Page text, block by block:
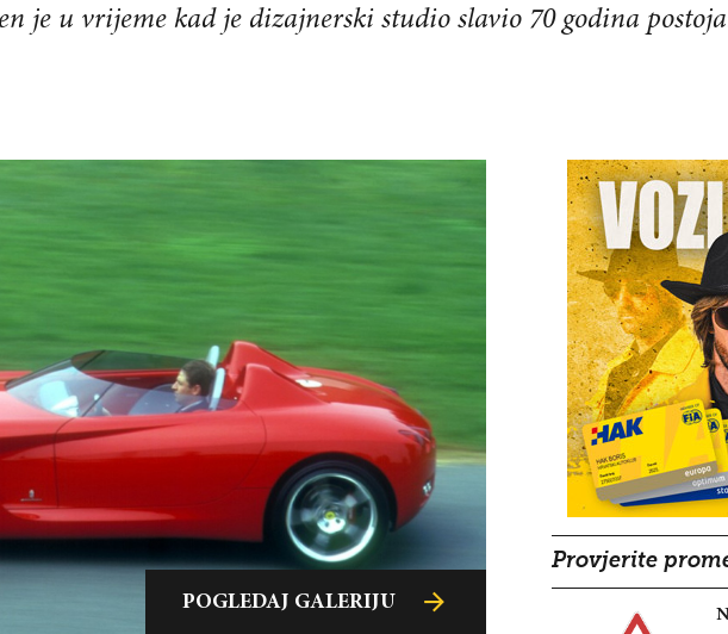
je u vrijeme kad je dizajnerski studio slavio 70 godina
POGLEDAJ GALERIJU
POGLEDAJ GALERIJU
POGLEDAJ GALERIJU
Provjerite